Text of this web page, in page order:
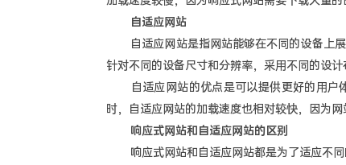
自适应网站
自适应网站是指网站能够在不同的设备上展
针对不同的设备尺寸和分辨率，采用不同的设
自适应网站的优点是可以提供更好的用户
时，自适应网站的加载速度也相对较快，因为
响应式网站和自适应网站的区别
响应式网站和自适应网站都是为了适应不同